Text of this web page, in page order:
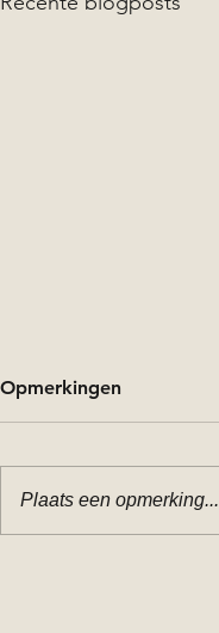
Opmerkingen
Plaats een opmerking...